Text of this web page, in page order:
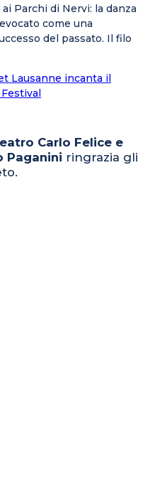
Parchi di Nervi: la danza
come una
del passato. Il filo
Lausanne incanta il
Carlo Felice e
Paganini ringrazia gli